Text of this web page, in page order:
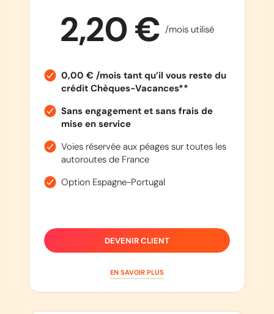
2,20 € /mois utilisé
0,00 € /mois tant qu’il vous reste du
crédit Chèques-Vacances**
Sans engagement et sans frais de
mise en service
Voies réservée aux péages sur toutes les
autoroutes de France
Option Espagne-Portugal
DEVENIR CLIENT
EN SAVOIR PLUS